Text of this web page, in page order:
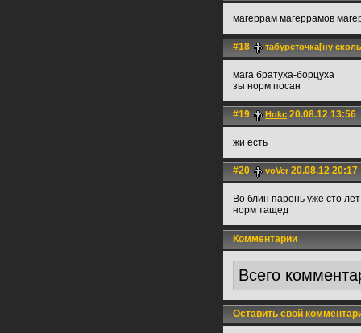
магеррам магеррамов
#18 табуреточка[ну
мага братуха-борцуха
зы норм посан
#19 Hokc 20.08.12 13:56
жи есть
#20 voVer 20.08.12 20:17
Во блин парень уже сто
норм тащед
Комментарии
Всего
Оставить свой